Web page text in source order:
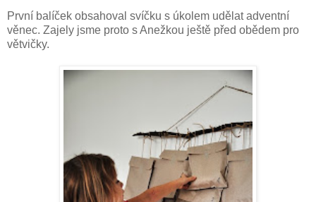
První balíček obsahoval svíčku s úkolem udělat adventní
věnec. Zajely jsme proto s Anežkou ještě před obědem pro
větvičky.